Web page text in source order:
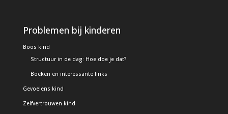
Problemen bij kinderen
Boos kind
Structuur in de dag: Hoe doe je dat?
Boeken en interessante links
Gevoelens kind
Zelfvertrouwen kind